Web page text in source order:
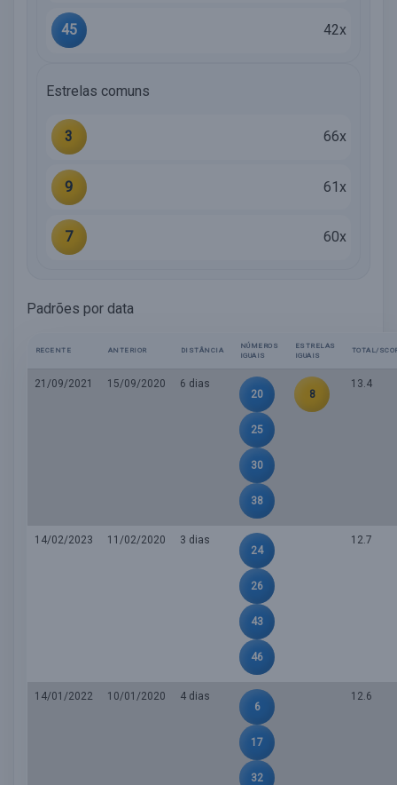
45 42x
Estrelas comuns
3 66x
9 61x
7 60x
Padrões por data
RECENTE ANTERIOR DISTÂNCIA
NÚMEROS
IGUAIS
ESTRELAS
IGUAIS
TOTAL/
21/09/2021 15/09/2020
6 dias
20
25
30
38
8
13.4
14/02/2023 11/02/2020
3 dias
24
26
43
46
12.7
14/01/2022 10/01/2020
4 dias
6
17
32
12.6